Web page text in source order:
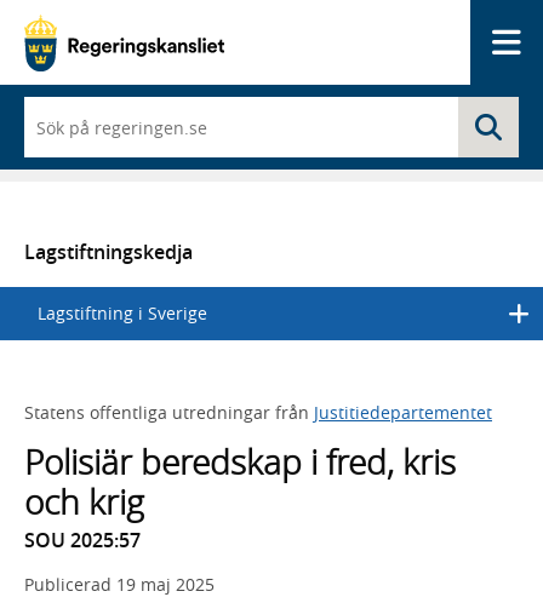
du
börjar
skriva
en
lista
med
sökförslag
Lagstiftningskedja
Lagstiftning i Sverige
Statens offentliga utredningar från Justitiedepartementet
Polisiär beredskap i fred, kris
och krig
SOU 2025:57
Publicerad 19 maj 2025